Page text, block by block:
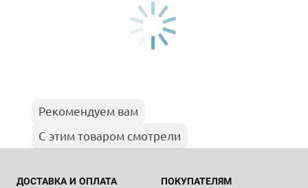
Рекомендуем вам
С этим товаром смотрели
ДОСТАВКА И ОПЛАТА ПОКУПАТЕЛЯМ